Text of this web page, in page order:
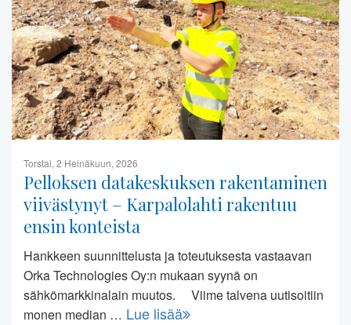
Torstai, 2 Heinäkuun, 2026
Pelloksen datakeskuksen rakentaminen
viivästynyt – Karpalolahti rakentuu
ensin konteista
Hankkeen suunnittelusta ja toteutuksesta vastaavan
Orka Technologies Oy:n mukaan syynä on
sähkömarkkinalain muutos. Viime talvena uutisoitiin
monen median … Lue lisää